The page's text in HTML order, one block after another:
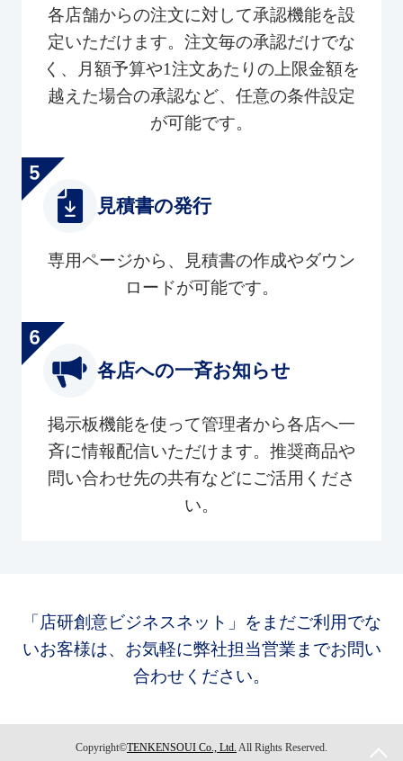
各店舗からの注文に対して承認機能を設
定いただけます。注文毎の承認だけでな
く、月額予算や1注文あたりの上限金額を
越えた場合の承認など、任意の条件設定
が可能です。
見積書の発行
専用ページから、見積書の作成やダウン
ロードが可能です。
各店への一斉お知らせ
掲示板機能を使って管理者から各店へ一
斉に情報配信いただけます。推奨商品や
問い合わせ先の共有などにご活用くださ
い。
「店研創意ビジネスネット」をまだご利用でな
いお客様は、お気軽に弊社担当営業までお問い
合わせください。
Copyright©TENKENSOUI Co., Ltd. All Rights Reserved.